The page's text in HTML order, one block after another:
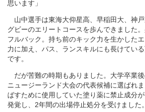
思います」
山中選手は東海大仰星高、早稲田大、神
グビーのエリートコースを歩んできました
フルバック。持ち前のキック力を生かした
力に加え、パス、ランスキルにも長けてい
です。
だが苦難の時期もありました。大学卒業
ニュージーランド大会の代表候補に選ばれ
ばすために使用していた塗り薬に禁止成分
発覚し、2年間の出場停止処分を受けました。